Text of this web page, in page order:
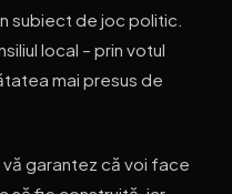
subiect de joc politic.
local – prin votul
mai presus de
garantez că voi face